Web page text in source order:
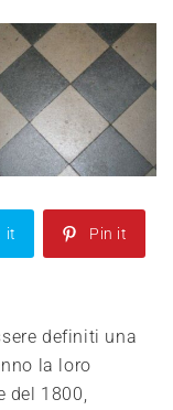
it Pin it
definiti una
la loro
1800,